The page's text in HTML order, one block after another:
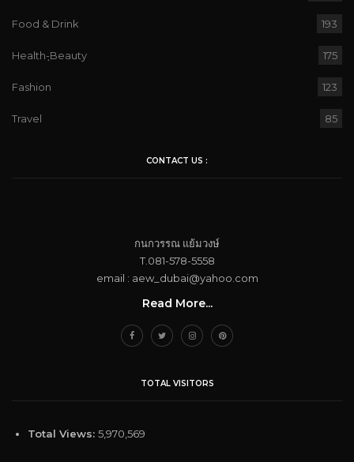
Food & Drink 193
Health-ฺBeauty 175
Fashion 123
Travel 85
CONTACT US :
กนกวรรณ​ แย้ม​วงษ์
T.081-578-5558
email : aew_dubai@yahoo.com​
Read More...
TOTAL VISITORS
Total Views: 5,970,569